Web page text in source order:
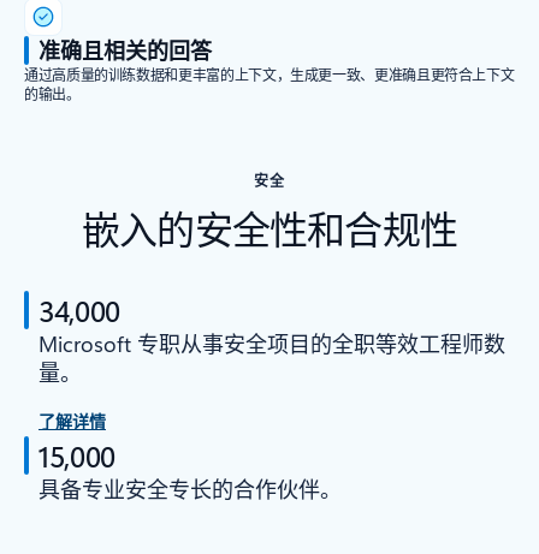
准确且相关的回答
通过高质量的训练数据和更丰富的上下文，生成更一致、更准确且更符合上下文
的输出。
安全
嵌入的安全性和合规性
34,000
Microsoft 专职从事安全项目的全职等效工程师数
量。
了解详情
15,000
具备专业安全专长的合作伙伴。